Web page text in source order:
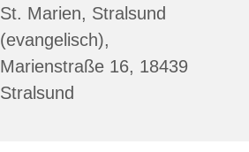
St. Marien, Stralsund
(evangelisch),
Marienstraße 16, 18439
Stralsund